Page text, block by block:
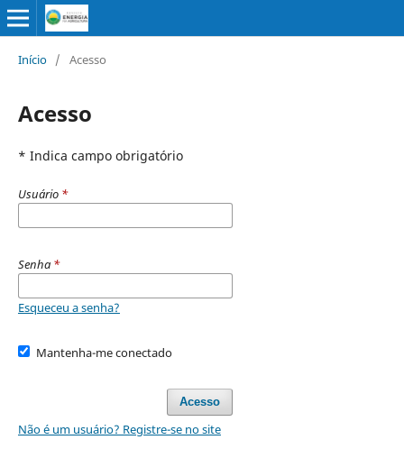
Início / Acesso
Acesso
* Indica campo obrigatório
Usuário *
Senha *
Esqueceu a senha?
Mantenha-me conectado
Acesso
Não é um usuário? Registre-se no site